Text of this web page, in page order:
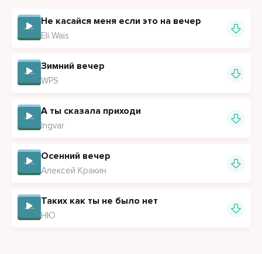
Где гуляет чужая грусть
Старый плед и забытый август
На стене перекошен вечер
Разолью его по кружкам
Напротив и не прятаться по маршруткам
Не касайся меня если это на вечер
Eli Wais
Зимний вечер
WPS
А ты сказала приходи
Ingvar
Осенний вечер
Алексей Кракин
Таких как ты не было нет
НЮ